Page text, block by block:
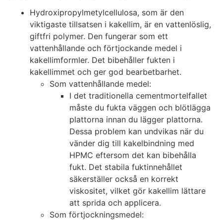
Hydroxipropylmetylcellulosa, som är den
viktigaste tillsatsen i kakellim, är en vattenlöslig,
giftfri polymer. Den fungerar som ett
vattenhållande och förtjockande medel i
kakellimformler. Det bibehåller fukten i
kakellimmet och ger god bearbetbarhet.
Som vattenhållande medel:
I det traditionella cementmortelfallet
måste du fukta väggen och blötlägga
plattorna innan du lägger plattorna.
Dessa problem kan undvikas när du
vänder dig till kakelbindning med
HPMC eftersom det kan bibehålla
fukt. Det stabila fuktinnehållet
säkerställer också en korrekt
viskositet, vilket gör kakellim lättare
att sprida och applicera.
Som förtjockningsmedel: